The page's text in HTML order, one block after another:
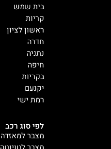
לפי סוג רכב
מצבר למאזדה
בית שמש
קריות
ראשון לציון
חדרה
נתניה
חיפה
בקריות
יקנעם
רמת ישי